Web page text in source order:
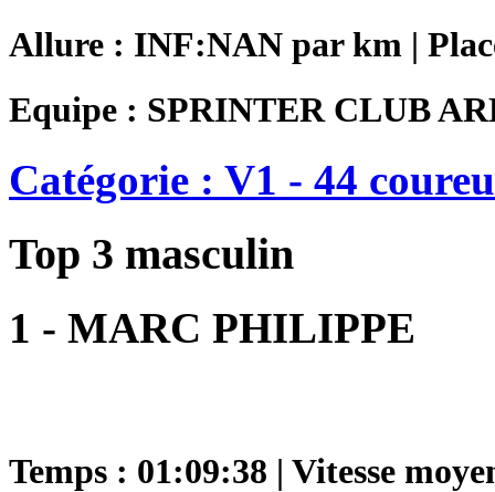
Allure : INF:NAN par km |
Equipe : SPRINTER CLUB
Catégorie : V1 - 44
Top 3 masculin
1 - MARC PHILIPPE
Temps : 01:09:38 | Vitesse